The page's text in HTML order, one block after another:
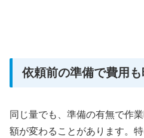
依頼前の準備で費用
同じ量でも、準備の有無で作
額が変わることがあります。